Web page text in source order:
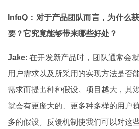
InfoQ ：对于产品团队而言，为什么
要？它究竟能够带来哪些好处？
Jake: 在开发新产品时，团队通常会
用户需求以及所采用的实现方法是否
需求而提出种种假设。项目越大，其
就会有更庞大的、更多种多样的用户
多的假设。反馈机制使我们可以对这